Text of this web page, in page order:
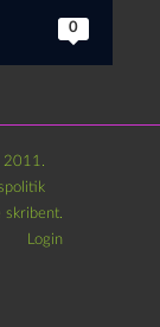
0
2011.
skribent.
Login